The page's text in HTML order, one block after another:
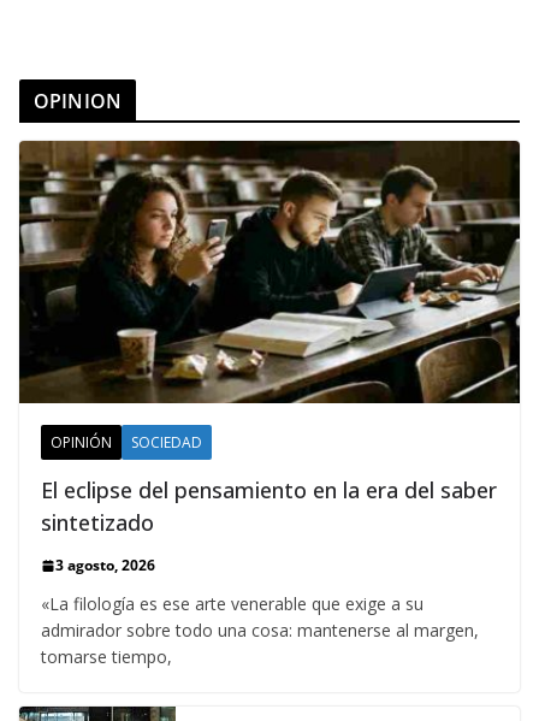
OPINION
OPINIÓN SOCIEDAD
El eclipse del pensamiento en la era del saber
sintetizado
3 agosto, 2026
«La filología es ese arte venerable que exige a su
admirador sobre todo una cosa: mantenerse al margen,
tomarse tiempo,